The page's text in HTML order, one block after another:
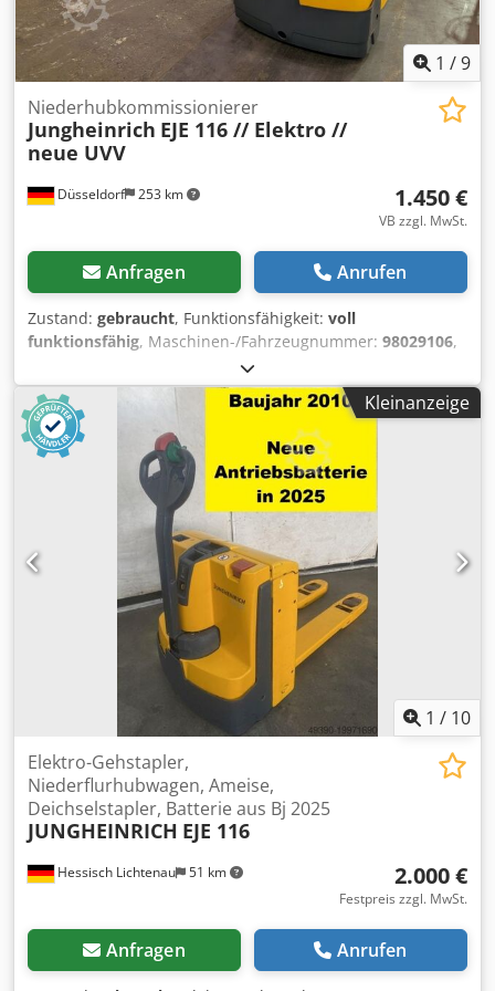
1 /9
Düsseldorf 253 km
Niederhubkommissionierer
Jungheinrich EJE 116 // Elektro //
neue UVV
1.450 €
VB zzgl. MwSt.
Anfragen Anrufen
Zustand: gebraucht, Funktionsfähigkeit: voll
funktionsfähig, Maschinen-/Fahrzeugnummer: 98029106,
, Betriebsstunden:
kg, Kraftstofftyp:elektrisch, Bauhöhe:1.330 mm,
Gabellänge:
, Antriebsart:Elektro,
Niederhubkommissionierer Fahrgestellnummer: 98029106
Zustand: Einsatzbereit und voll funktionsfähig Zustand
Technisch: gut Batterie Volt: 24V Crodpfx Aljuhwzqsyof
Batterie Ah: 250Ah Batterie Baujahr: 2011 Beschreibung:
Jungheinrich EJE 116 Nr.: R0254 Baujahr: 2011
Betriebsstunden: 5511 Das Gerät befindet sich optisch und
technisch in gutem Zustand. Irrtümer und
Zwischenverkauf vorbehalten. Sollten Sie Ihren Stapler
nicht gefunden haben, sprechen Sie uns an. Wir haben
noch eine große Auswahl weiterer Geräte vor Ort.
Kleinanzeige
1 / 10
Hessisch Lichtenau 51 km
Elektro-Gehstapler,
Niederflurhubwagen, Ameise,
Deichselstapler, Batterie aus Bj 2025
JUNGHEINRICH EJE 116
2.000 €
Festpreis zzgl. MwSt.
Anfragen Anrufen